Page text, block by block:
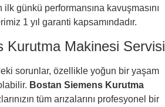
ilk günkü performansına kavuşmasını
1 yıl garanti kapsamındadır.
Kurutma Makinesi Servisi
sorunlar, özellikle yoğun bir yaşam
Bostan Siemens Kurutma
tüm arızalarını profesyonel bir